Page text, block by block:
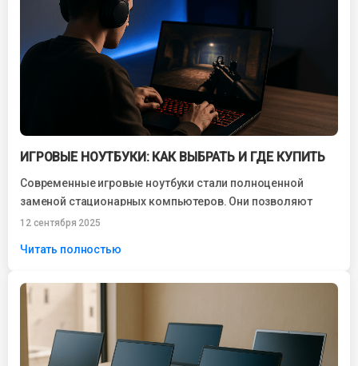
ИГРОВЫЕ НОУТБУКИ: КАК ВЫБРАТЬ И ГДЕ КУПИТЬ
Современные игровые ноутбуки стали полноценной
заменой стационарных компьютеров. Они позволяют
наслаждаться любимыми играми без ограничений, при
12 сентября 2025
Читать полностью